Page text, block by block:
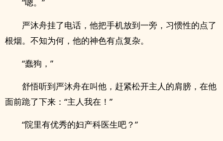
严沐舟挂了电话，他把手机放到一旁，习惯性的点了
根烟。不知为何，他的神色有点复杂。
“蠢狗，”
舒悟听到严沐舟在叫他，赶紧松开主人的肩膀，在他
面前跪了下来：“主人我在！”
“院里有优秀的妇产科医生吧？”